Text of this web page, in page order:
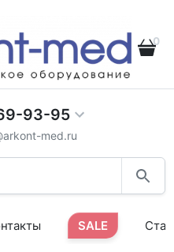
0
93-95
med.ru
SALE